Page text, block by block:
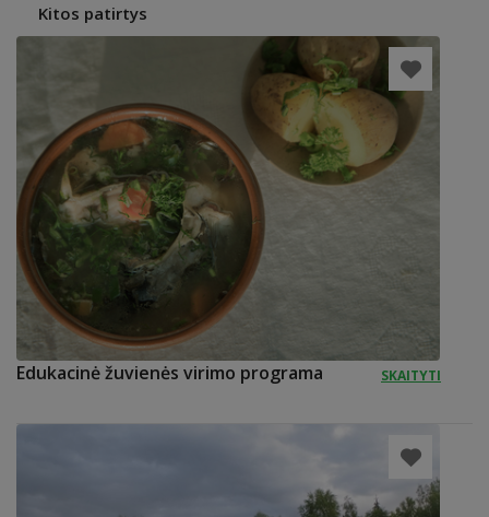
Kitos patirtys
Edukacinė žuvienės virimo programa SKAITYTI